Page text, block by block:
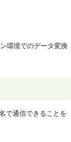
環境でのデータ変換
で通信できることを